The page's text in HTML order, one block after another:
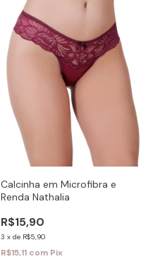
Calcinha em Microfibra e
Renda Nathalia
R$15,90
3 x de R$5,90
R$15,11 com Pix